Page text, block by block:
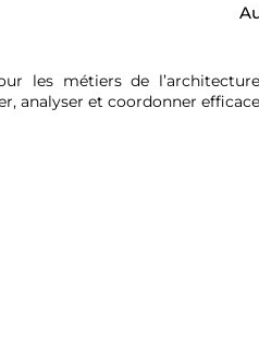
les métiers de
analyser et coordonner